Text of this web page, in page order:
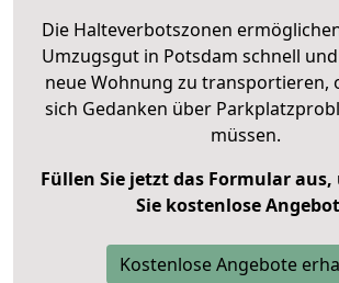
Die Halteverbotszonen
Umzugsgut in Potsdam schnell
neue Wohnung zu transportieren,
sich Gedanken über
müssen.
Füllen Sie jetzt das Formular
Sie kostenlose
Kostenlose Angebote